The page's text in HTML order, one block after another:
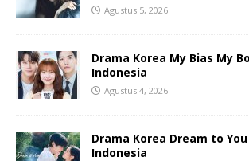
Agustus 5, 2026
Drama Korea My Bias My
Indonesia
Agustus 4, 2026
Drama Korea Dream to
Indonesia